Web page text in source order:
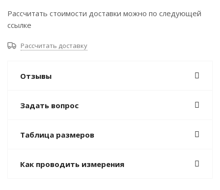
Рассчитать стоимости доставки можно по следующей
ссылке
Рассчитать доставку
Отзывы
Задать вопрос
Таблица размеров
Как проводить измерения